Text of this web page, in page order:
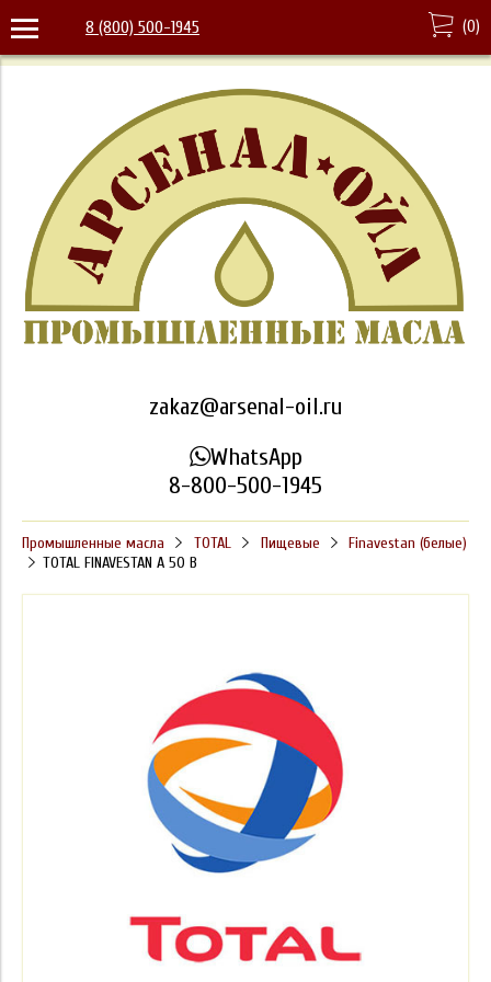
8 (800) 500-1945 (0)
zakaz@arsenal-oil.ru
WhatsApp
8-800-500-1945
Промышленные масла TOTAL Пищевые
Finavestan (белые)
TOTAL FINAVESTAN A 50 B